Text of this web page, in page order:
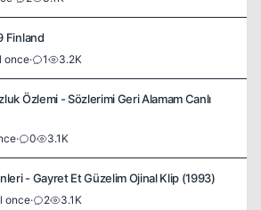
Finland
once· 1 3.2K
Özlemi - Sözlerimi Geri Alamam Canlı
· 0 3.1K
- Gayret Et Güzelim Ojinal Klip (1993)
once· 2 3.1K